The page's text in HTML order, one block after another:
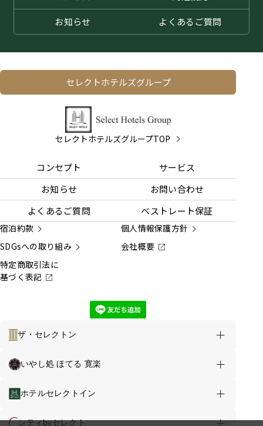
お知らせ よくある ご質問
ホテルセレクトイン埼玉毛呂山 TOP
セレクトホテルズグループ
セレクトホテルズグループTOP
コンセプト
サービス
お知らせ
お問い合わせ
よくあるご質問
ベストレート保証
宿泊約款
個人情報保護方針
SDGsへの取り組み
会社概要
特定商取引法に
基づく表記
ザ・セレクトン
いやし処 ほてる 寛楽
ホテルセレクトイン
シティbyセレクト